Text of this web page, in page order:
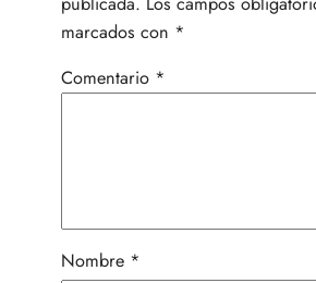
marcados con *
Comentario *
Nombre *